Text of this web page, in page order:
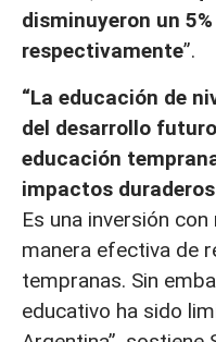
disminuyeron un 5%
respectivamente”.
“La educación de
del desarrollo
educación
impactos
Es una inversión
manera efectiva de
tempranas. Sin
educativo ha sido